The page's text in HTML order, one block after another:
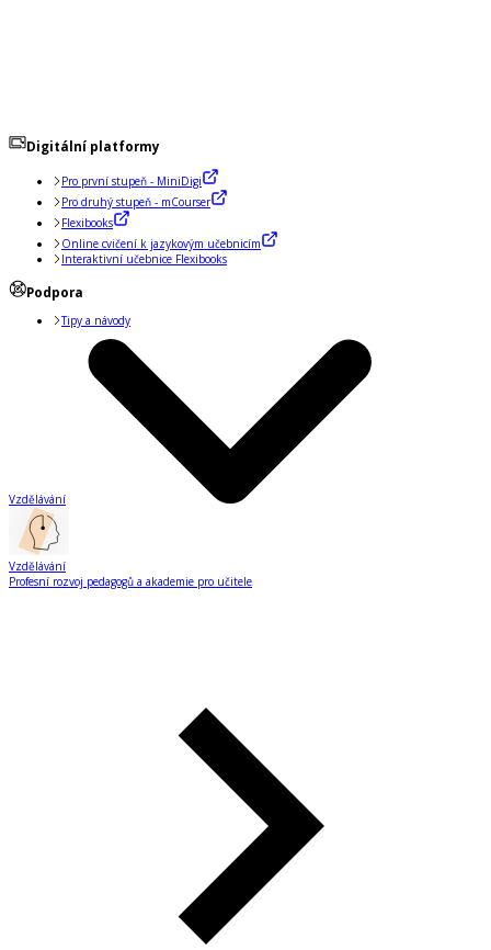
Digitální platformy
Pro první stupeň - MiniDigi
Pro druhý stupeň - mCourser
Flexibooks
Online cvičení k jazykovým učebnicím
Interaktivní učebnice Flexibooks
Podpora
Tipy a návody
Vzdělávání
Vzdělávání
Profesní rozvoj pedagogů a akademie pro učitele